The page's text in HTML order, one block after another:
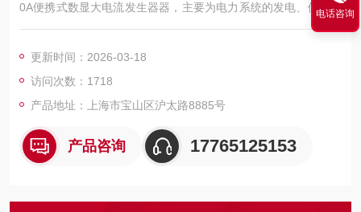
0A便携式数显大电流发生器器，主要为电力系统的发电、供电、
用电部门，科研机构与电力设备相关的生产企业，提供的高压试
更新时间：2026-03-18
访问次数：1718
产品地址：上海市宝山区沪太路8885号
产品咨询 17765125153
电话咨询